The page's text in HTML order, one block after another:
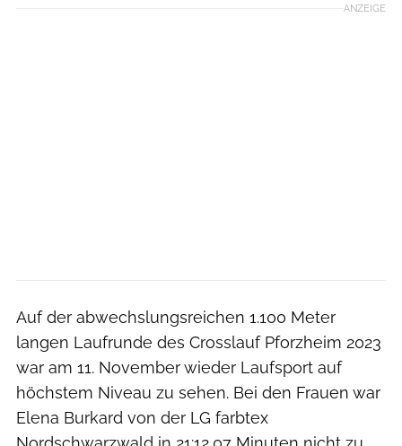
ANZEIGE
Auf der abwechslungsreichen 1.100 Meter
langen Laufrunde des Crosslauf Pforzheim 2023
war am 11. November wieder Laufsport auf
höchstem Niveau zu sehen. Bei den Frauen war
Elena Burkard von der LG farbtex